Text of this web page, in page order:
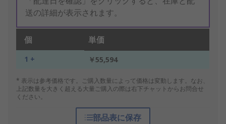
送の詳細が表示されます。
個 単価
1 + ￥55,594
* 表示は参考価格です。ご購入数量によって価格は変動します。なお、
上記数量を大きく超える大量ご購入の際は右下チャットからお問合せ
ください。
部品表に保存